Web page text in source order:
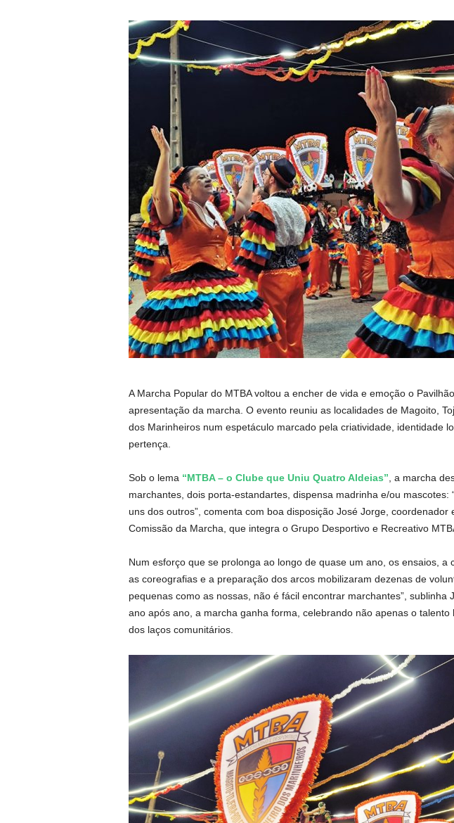
A Marcha Popular do MTBA voltou a encher de vida e emoção o
apresentação da marcha. O evento reuniu as localidades de Magoito,
dos Marinheiros num espetáculo marcado pela criatividade, identidade
pertença.
Sob o lema “MTBA – o Clube que Uniu Quatro Aldeias” , a marcha
marchantes, dois porta-estandartes, dispensa madrinha e/ou mascotes:
uns dos outros”, comenta com boa disposição José Jorge, coordenador
Comissão da Marcha, que integra o Grupo Desportivo e Recreativo
Num esforço que se prolonga ao longo de quase um ano, os ensaios, a
as coreografias e a preparação dos arcos mobilizaram dezenas de
pequenas como as nossas, não é fácil encontrar marchantes”, sublinha
ano após ano, a marcha ganha forma, celebrando não apenas o talento
dos laços comunitários.